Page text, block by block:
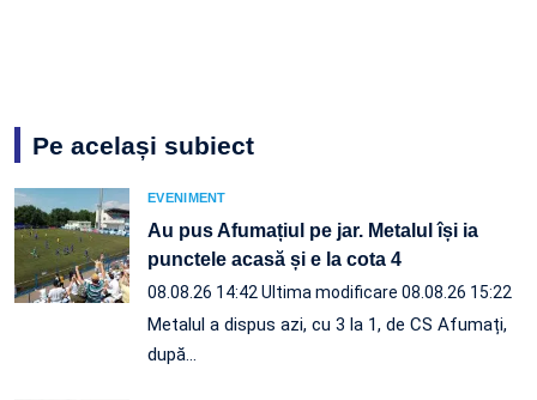
Pe același subiect
EVENIMENT
Au pus Afumațiul pe jar. Metalul își ia
punctele acasă și e la cota 4
08.08.26 14:42Ultima modificare 08.08.26 15:22
Metalul a dispus azi, cu 3 la 1, de CS Afumați,
după…